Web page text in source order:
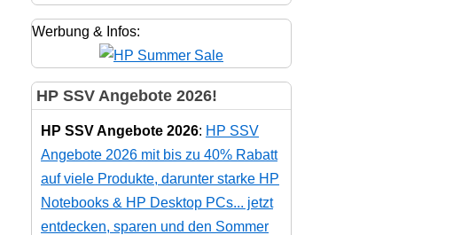
Werbung & Infos:
HP SSV Angebote 2026!
HP SSV Angebote 2026: HP SSV
Angebote 2026 mit bis zu 40% Rabatt
auf viele Produkte, darunter starke HP
Notebooks & HP Desktop PCs... jetzt
entdecken, sparen und den Sommer